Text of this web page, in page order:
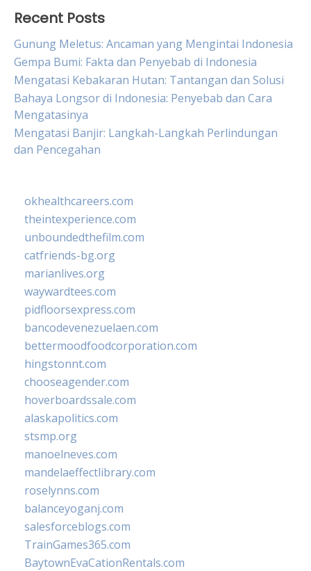
Recent Posts
Gunung Meletus: Ancaman yang Mengintai Indonesia
Gempa Bumi: Fakta dan Penyebab di Indonesia
Mengatasi Kebakaran Hutan: Tantangan dan Solusi
Bahaya Longsor di Indonesia: Penyebab dan Cara
Mengatasinya
Mengatasi Banjir: Langkah-Langkah Perlindungan
dan Pencegahan
okhealthcareers.com
theintexperience.com
unboundedthefilm.com
catfriends-bg.org
marianlives.org
waywardtees.com
pidfloorsexpress.com
bancodevenezuelaen.com
bettermoodfoodcorporation.com
hingstonnt.com
chooseagender.com
hoverboardssale.com
alaskapolitics.com
stsmp.org
manoelneves.com
mandelaeffectlibrary.com
roselynns.com
balanceyoganj.com
salesforceblogs.com
TrainGames365.com
BaytownEvaCationRentals.com